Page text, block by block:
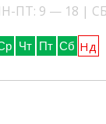
ПТ: 9 — 18 |
Чт Пт Сб Нд